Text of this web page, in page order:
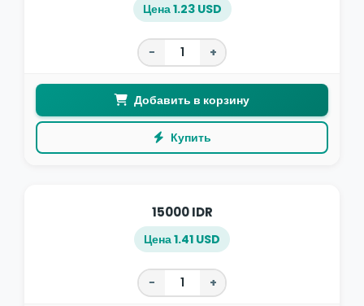
Цена 1.23 USD
− +
Добавить в корзину
Купить
15000 IDR
Цена 1.41 USD
− +